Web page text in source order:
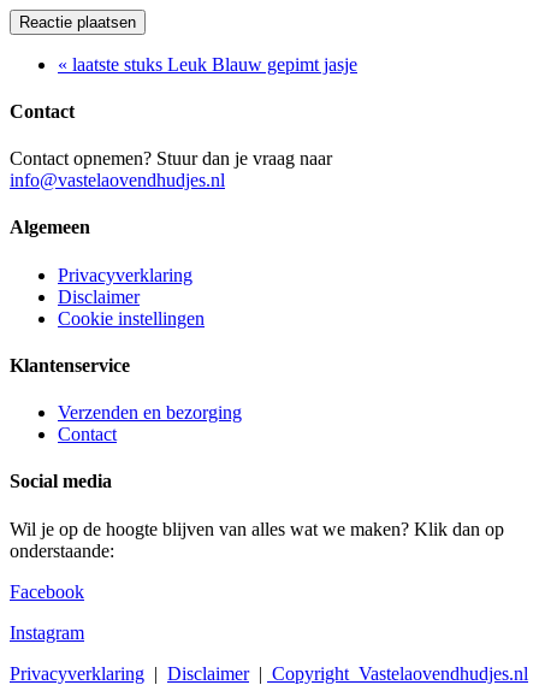
« laatste stuks Leuk Blauw gepimt jasje
Contact
Contact opnemen? Stuur dan je vraag naar
info@vastelaovendhudjes.nl
Algemeen
Privacyverklaring
Disclaimer
Cookie instellingen
Klantenservice
Verzenden en bezorging
Contact
Social media
Wil je op de hoogte blijven van alles wat we maken? Klik dan op
onderstaande:
Facebook
Instagram
Privacyverklaring | Disclaimer| Copyright Vastelaovendhudjes.nl